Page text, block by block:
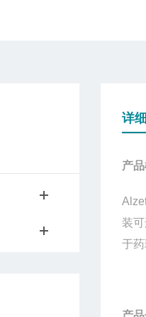
详
产
装
于